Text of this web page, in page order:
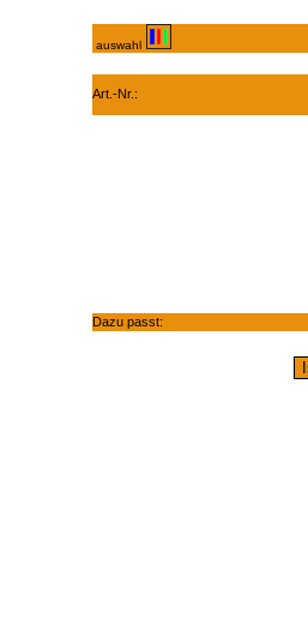
auswahl
Art.-Nr.:
Dazu passt: